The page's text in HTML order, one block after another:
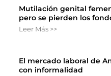
Mutilación genital
pero se pierden los
Leer Más >>
El mercado laboral de
con informalidad